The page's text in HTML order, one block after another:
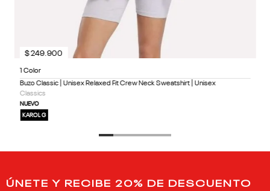
1 Color
Buzo Classic | Unisex Relaxed Fit Crew Neck Sweatshirt | Unisex
Classics
NUEVO
KAROL G
$249.900
ÚNETE Y RECIBE 20% DE DESCUENTO